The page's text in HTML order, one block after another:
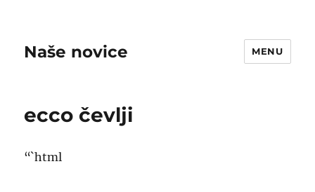
Naše novice MENU
ecco čevlji
“`html